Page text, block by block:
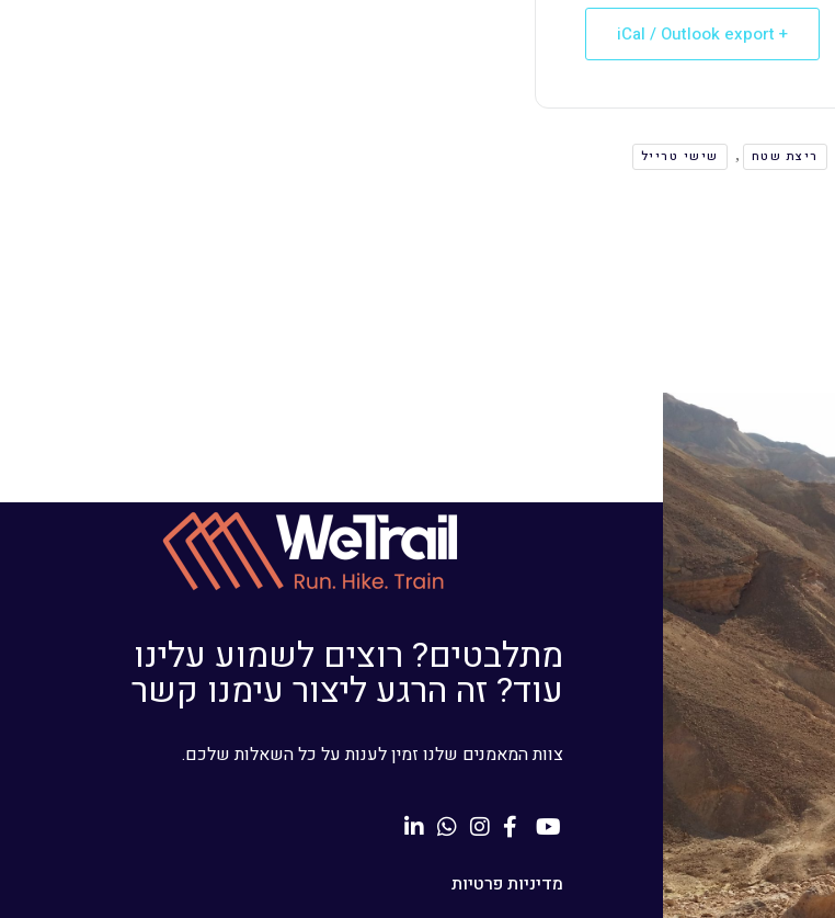
+ iCal / Outlook export
ריצת שטח , שישי טרייל
מתלבטים? רוצים לשמוע עלינו
עוד? זה הרגע ליצור עימנו קשר
צוות המאמנים שלנו זמין לענות על כל השאלות שלכם.
מדיניות פרטיות